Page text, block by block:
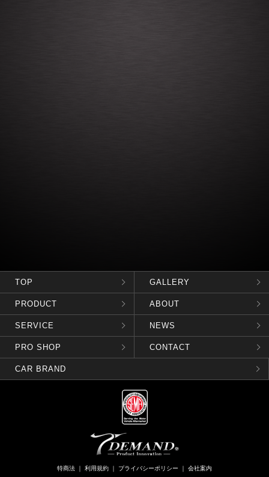
TOP GALLERY
PRODUCT ABOUT
SERVICE NEWS
PRO SHOP CONTACT
CAR BRAND
特商法 利用規約 プライバシーポリシー 会社案内